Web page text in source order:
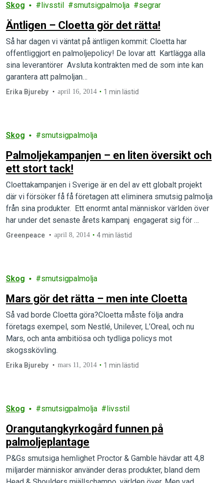
Skog livsstil smutsigpalmolja segrar
Äntligen – Cloetta gör det rätta!
Så har dagen vi väntat på äntligen kommit: Cloetta har
offentliggjort en palmoljepolicy! De lovar att Kartlägga alla
sina leverantörer Avsluta kontrakten med de som inte kan
garantera att palmoljan…
Erika Bjureby april 16, 2014 1 min lästid
Skog smutsigpalmolja
Palmoljekampanjen – en liten översikt och
ett stort tack!
Cloettakampanjen i Sverige är en del av ett globalt projekt
där vi försöker få få företagen att eliminera smutsig palmolja
från sina produkter. Ett enormt antal människor världen över
har under det senaste årets kampanj engagerat sig för
Indonesiens sista regnskogar.
Greenpeace april 8, 2014 4 min lästid
Skog smutsigpalmolja
Mars gör det rätta – men inte Cloetta
Så vad borde Cloetta göra?Cloetta måste följa andra
företags exempel, som Nestlé, Unilever, L’Oreal, och nu
Mars, och anta ambitiösa och tydliga policys mot
skogsskövling.
Erika Bjureby mars 11, 2014 1 min lästid
Skog smutsigpalmolja livsstil
Orangutangkyrkogård funnen på
palmoljeplantage
P&Gs smutsiga hemlighet Proctor & Gamble hävdar att 4,8
miljarder människor använder deras produkter, bland dem